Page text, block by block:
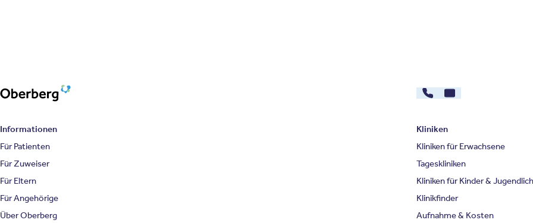
030 - 26478607
Kontakt
Informationen
Für Patienten
Für Zuweiser
Für Eltern
Für Angehörige
Über Oberberg
Kliniken
Kliniken für Erwachsene
Tageskliniken
Kliniken für Kinder &
Klinikfinder
Aufnahme & Kosten